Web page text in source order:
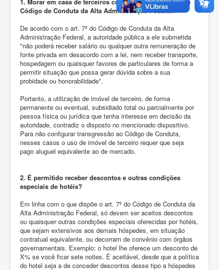
Código de Conduta da Alta Administração Federal?
De acordo com o art. 7º do Código de Conduta da Alta
Administração Federal, a autoridade pública a ele submetida
"não poderá receber salário ou qualquer outra remuneração de
fonte privada em desacordo com a lei, nem receber transporte,
hospedagem ou quaisquer favores de particulares de forma a
permitir situação que possa gerar dúvida sobre a sua
probidade ou honorabilidade".
Portanto, a utilização de imóvel de terceiro, de forma
permanente ou eventual, subsidiado total ou parcialmente por
pessoa física ou jurídica que tenha interesse em decisão da
autoridade, contradiz o disposto no mencionado dispositivo.
Para não configurar transgressão ao Código de Conduta,
nesses casos o uso de imóvel de terceiro requer que seja
pago aluguel equivalente ao de mercado.
2. É permitido receber descontos e outras condições
especiais de hotéis?
Em linha com o que dispõe o art. 7º do Código de Conduta da
Alta Administração Federal, só devem ser aceitos descontos
ou quaisquer outras condições especiais oferecidas por hotéis,
que sejam extensivos aos demais hóspedes, em situação
contratual equivalente, ou decorram de convênio com órgãos
governamentais. Exemplo: o hotel lhe oferece um desconto de
X% se você ficar sete noites. É aceitável, desde que a política
do hotel seja a de conceder descontos desse tipo a hóspedes